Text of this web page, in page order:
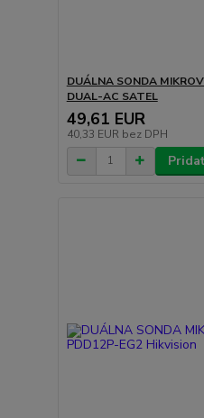
DUÁLNA SONDA
DUAL-AC SATEL
49,61 EUR
40,33 EUR bez DPH